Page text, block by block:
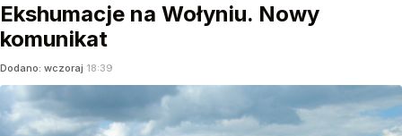
Ekshumacje na Wołyniu. Nowy
komunikat
Dodano: wczoraj 18:39